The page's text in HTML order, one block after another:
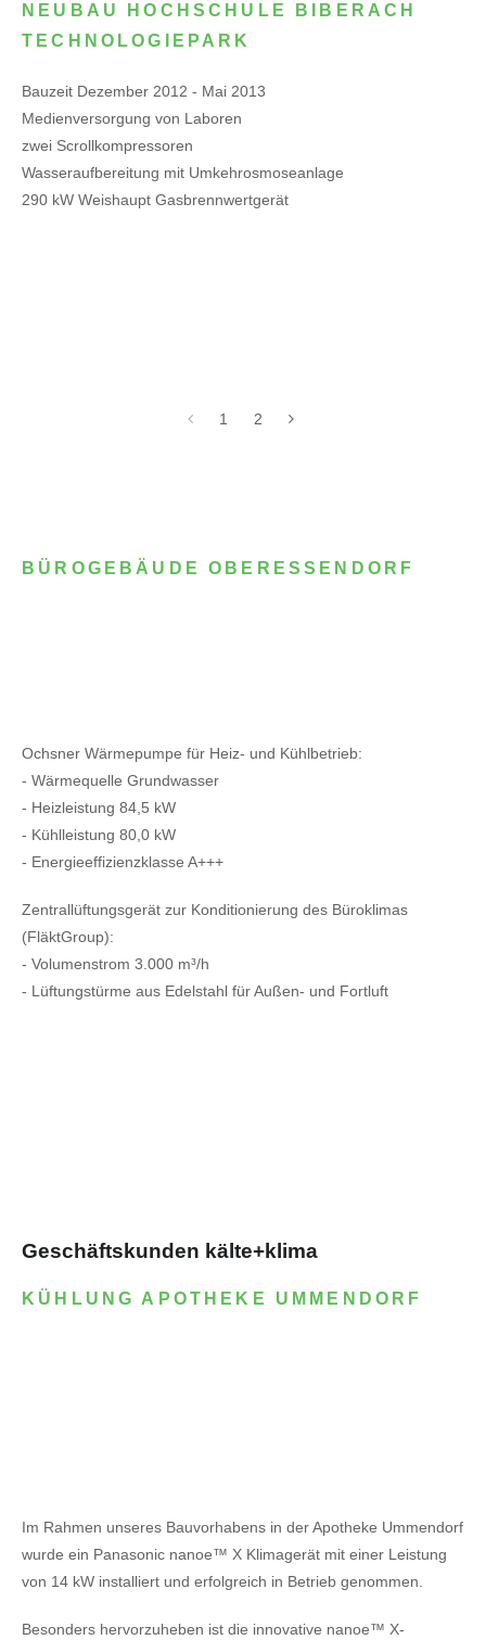
NEUBAU HOCHSCHULE BIBERACH
TECHNOLOGIEPARK
Bauzeit Dezember 2012 - Mai 2013
Medienversorgung von Laboren
zwei Scrollkompressoren
Wasseraufbereitung mit Umkehrosmoseanlage
290 kW Weishaupt Gasbrennwertgerät
1 2
BÜROGEBÄUDE OBERESSENDORF
Ochsner Wärmepumpe für Heiz- und Kühlbetrieb:
- Wärmequelle Grundwasser
- Heizleistung 84,5 kW
- Kühlleistung 80,0 kW
- Energieeffizienzklasse A+++
Zentrallüftungsgerät zur Konditionierung des Büroklimas
(FläktGroup):
- Volumenstrom 3.000 m³/h
- Lüftungstürme aus Edelstahl für Außen- und Fortluft
Geschäftskunden kälte+klima
KÜHLUNG APOTHEKE UMMENDORF
Im Rahmen unseres Bauvorhabens in der Apotheke Ummendorf
wurde ein Panasonic nanoe™ X Klimagerät mit einer Leistung
von 14 kW installiert und erfolgreich in Betrieb genommen.
Besonders hervorzuheben ist die innovative nanoe™ X-